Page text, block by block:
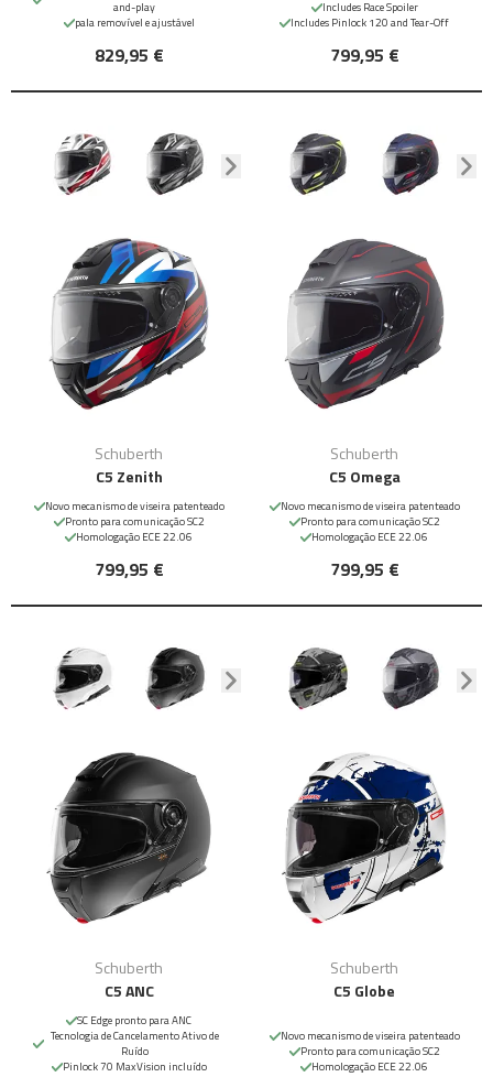
and-play
pala removível e ajustável
829,95 €
Includes Race Spoiler
Includes Pinlock 120 and Tear-Off
799,95 €
Schuberth
C5 Zenith
Novo mecanismo de viseira patenteado
Pronto para comunicação SC2
Homologação ECE 22.06
799,95 €
Schuberth
C5 Omega
Novo mecanismo de viseira patenteado
Pronto para comunicação SC2
Homologação ECE 22.06
799,95 €
Schuberth
C5 ANC
SC Edge pronto para ANC
Tecnologia de Cancelamento Ativo de
Ruído
Pinlock 70 MaxVision incluído
Schuberth
C5 Globe
Novo mecanismo de viseira patenteado
Pronto para comunicação SC2
Homologação ECE 22.06